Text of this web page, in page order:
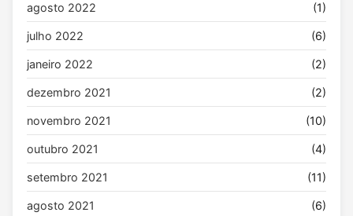
agosto 2022 (1)
julho 2022 (6)
janeiro 2022 (2)
dezembro 2021 (2)
novembro 2021 (10)
outubro 2021 (4)
setembro 2021 (11)
agosto 2021 (6)